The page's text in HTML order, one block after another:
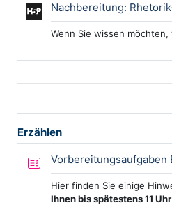
Nachbereitung:
Wenn Sie wissen
Erzählen
Vorbereitungsaufgaben
Hier finden Sie einige
Ihnen bis spätestens 11